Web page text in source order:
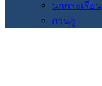
นกกระเรียน
กวนอู